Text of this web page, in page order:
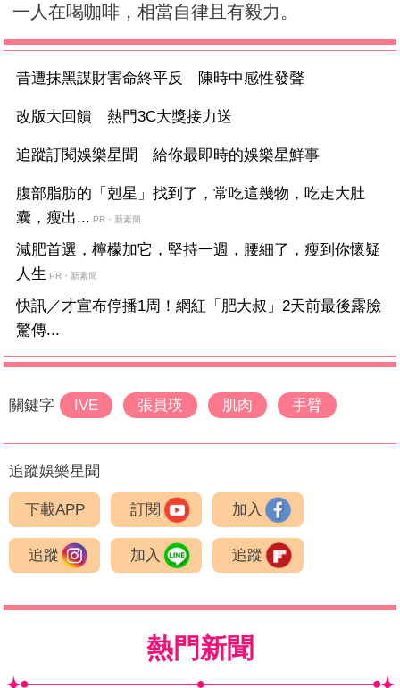
一人在喝咖啡，相當自律且有毅力。
昔遭抹黑謀財害命終平反 陳時中感性發聲
改版大回饋 熱門3C大獎接力送
追蹤訂閱娛樂星聞 給你最即時的娛樂星鮮事
腹部脂肪的「剋星」找到了，常吃這幾物，吃走大肚
囊，瘦出... PR・新素簡
減肥首選，檸檬加它，堅持一週，腰細了，瘦到你懷疑
人生 PR・新素簡
快訊／才宣布停播1周！網紅「肥大叔」2天前最後露臉
驚傳...
關鍵字 IVE 張員瑛 肌肉 手臂
追蹤娛樂星聞
下載APP 訂閱 加入
追蹤 加入 追蹤
熱門新聞